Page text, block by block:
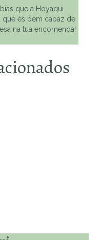
que a Hoyaqui
que és bem capaz de
na tua encomenda!